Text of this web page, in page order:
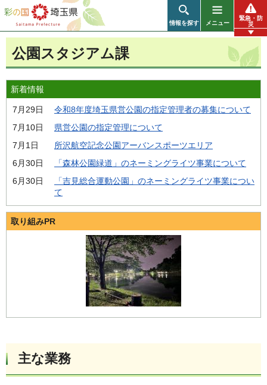
彩の国 埼玉県
情報を探す メニュー
緊急・防
災
公園スタジアム課
新着情報
7月29日
令和8年度埼玉県営公園の指定管理者の募集について
7月10日
県営公園の指定管理について
7月1日
所沢航空記念公園アーバンスポーツエリア
6月30日
「森林公園緑道」のネーミングライツ事業について
6月30日
「吉見総合運動公園」のネーミングライツ事業につい
て
取り組みPR
主な業務